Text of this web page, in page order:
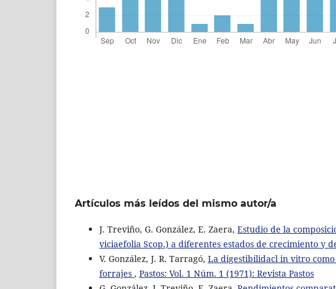
Artículos más leídos del mismo autor/a
J. Treviño, G. González, E. Zaera, Estudio de la
viciaefolia Scop.) a diferentes estados de crecimiento y
V. González, J. R. Tarragó, La digestibilidacl in vitro
forrajes , Pastos: Vol. 1 Núm. 1 (1971): Revista Pastos